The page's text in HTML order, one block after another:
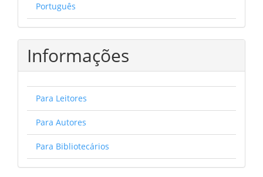
Português
Informações
Para Leitores
Para Autores
Para Bibliotecários